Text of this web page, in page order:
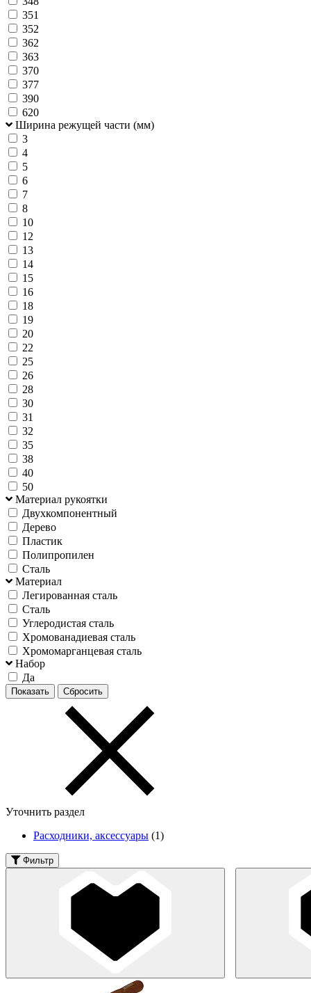
351
352
362
363
370
377
390
620
Ширина режущей части (мм)
3
4
5
6
7
8
10
12
13
14
15
16
18
19
20
22
25
26
28
30
31
32
35
38
40
50
Материал рукоятки
Двухкомпонентный
Дерево
Пластик
Полипропилен
Сталь
Материал
Легированная сталь
Сталь
Углеродистая сталь
Хромованадиевая сталь
Хромомарганцевая сталь
Набор
Да
Уточнить раздел
Расходники, аксессуары (1)
Фильтр